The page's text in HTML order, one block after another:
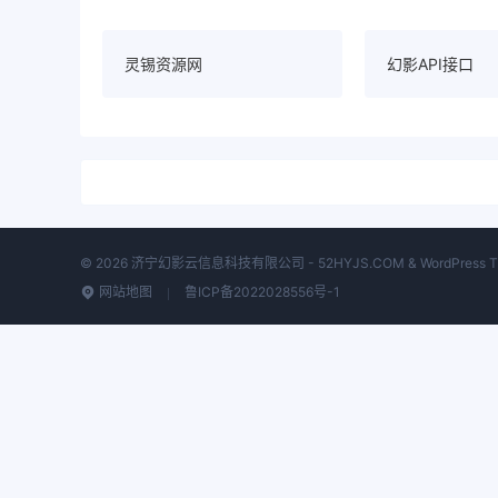
灵锡资源网 幻影API接口
© 2026 济宁幻影云信息科技有限公司 - 52HYJS.COM & WordPress
网站地图
鲁ICP备2022028556号-1